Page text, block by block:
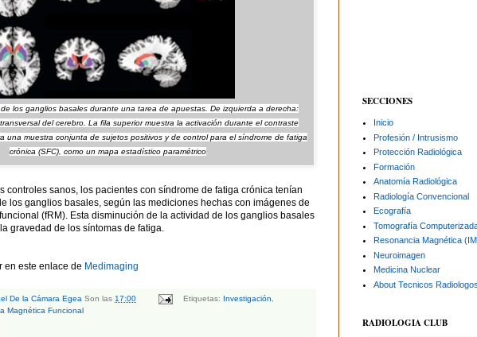
los ganglios basales durante una tarea de apuestas. De izquierda a derecha:
del cerebro. La fila superior muestra la activación durante el contraste
una muestra conjunta de sujetos positivos y de control para el síndrome de fatiga
crónica (SFC), como un mapa estadístico paramétrico
controles sanos, los pacientes con síndrome de fatiga crónica tenían
los ganglios basales, según las mediciones hechas con imágenes de
(fRM). Esta disminución de la actividad de los ganglios basales
gravedad de los síntomas de fatiga.
en este enlace de Medimaging
De la Cámara Egea Son las 17:00 Etiquetas: Investigación
Magnética Funcional
SECCIONES
Inicio
Profesión / Intrusismo
Protección Radiológica
Formación
Anatomía Radiológica
Radiología Convencional
Ecografía
Tomografía
Resonancia Magnética
Neuroimagen
Medicina Nuclear
About Tecnicos
RADIOLOGIA CLUB